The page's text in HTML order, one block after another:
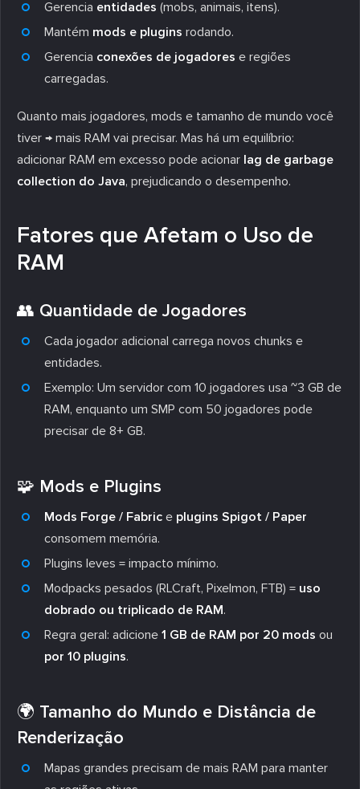
Gerencia entidades (mobs, animais, itens).
Mantém mods e plugins rodando.
Gerencia conexões de jogadores e regiões
carregadas.
Quanto mais jogadores, mods e tamanho de mundo você
tiver → mais RAM vai precisar. Mas há um equilíbrio:
adicionar RAM em excesso pode acionar lag de garbage
collection do Java, prejudicando o desempenho.
Fatores que Afetam o Uso de
RAM
👥 Quantidade de Jogadores
Cada jogador adicional carrega novos chunks e
entidades.
Exemplo: Um servidor com 10 jogadores usa ~3 GB de
RAM, enquanto um SMP com 50 jogadores pode
precisar de 8+ GB.
🧩 Mods e Plugins
Mods Forge / Fabric e plugins Spigot / Paper
consomem memória.
Plugins leves = impacto mínimo.
Modpacks pesados (RLCraft, Pixelmon, FTB) = uso
dobrado ou triplicado de RAM.
Regra geral: adicione 1 GB de RAM por 20 mods ou
por 10 plugins.
🌍 Tamanho do Mundo e Distância de
Renderização
Mapas grandes precisam de mais RAM para manter